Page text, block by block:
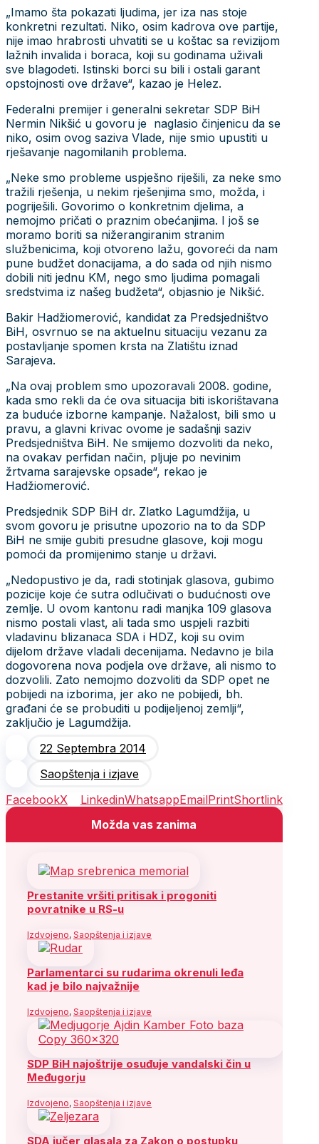
„Imamo šta pokazati ljudima, jer iza nas stoje
konkretni rezultati. Niko, osim kadrova ove partije,
nije imao hrabrosti uhvatiti se u koštac sa revizijom
lažnih invalida i boraca, koji su godinama uživali
sve blagodeti. Istinski borci su bili i ostali garant
opstojnosti ove države“, kazao je Helez.
Federalni premijer i generalni sekretar SDP BiH
Nermin Nikšić u govoru je naglasio činjenicu da se
niko, osim ovog saziva Vlade, nije smio upustiti u
rješavanje nagomilanih problema.
„Neke smo probleme uspješno riješili, za neke smo
tražili rješenja, u nekim rješenjima smo, možda, i
pogriješili. Govorimo o konkretnim djelima, a
nemojmo pričati o praznim obećanjima. I još se
moramo boriti sa nižerangiranim stranim
službenicima, koji otvoreno lažu, govoreći da nam
pune budžet donacijama, a do sada od njih nismo
dobili niti jednu KM, nego smo ljudima pomagali
sredstvima iz našeg budžeta“, objasnio je Nikšić.
Bakir Hadžiomerović, kandidat za Predsjedništvo
BiH, osvrnuo se na aktuelnu situaciju vezanu za
postavljanje spomen krsta na Zlatištu iznad
Sarajeva.
„Na ovaj problem smo upozoravali 2008. godine,
kada smo rekli da će ova situacija biti iskorištavana
za buduće izborne kampanje. Nažalost, bili smo u
pravu, a glavni krivac ovome je sadašnji saziv
Predsjedništva BiH. Ne smijemo dozvoliti da neko,
na ovakav perfidan način, pljuje po nevinim
žrtvama sarajevske opsade“, rekao je
Hadžiomerović.
Predsjednik SDP BiH dr. Zlatko Lagumdžija, u
svom govoru je prisutne upozorio na to da SDP
BiH ne smije gubiti presudne glasove, koji mogu
pomoći da promijenimo stanje u državi.
„Nedopustivo je da, radi stotinjak glasova, gubimo
pozicije koje će sutra odlučivati o budućnosti ove
zemlje. U ovom kantonu radi manjka 109 glasova
nismo postali vlast, ali tada smo uspjeli razbiti
vladavinu blizanaca SDA i HDZ, koji su ovim
dijelom države vladali decenijama. Nedavno je bila
dogovorena nova podjela ove države, ali nismo to
dozvolili. Zato nemojmo dozvoliti da SDP opet ne
pobijedi na izborima, jer ako ne pobijedi, bh.
građani će se probuditi u podijeljenoj zemlji“,
zaključio je Lagumdžija.
22 Septembra 2014
Saopštenja i izjave
FacebookX LinkedinWhatsappEmailPrintShortlink
Možda vas zanima
Prestanite vršiti pritisak i progoniti
povratnike u RS-u
Izdvojeno, Saopštenja i izjave
Parlamentarci su rudarima okrenuli leđa
kad je bilo najvažnije
Izdvojeno, Saopštenja i izjave
SDP BiH najoštrije osuđuje vandalski čin u
Međugorju
Izdvojeno, Saopštenja i izjave
SDA jučer glasala za Zakon o postupku